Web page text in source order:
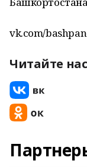
vk.com/
Читайте нас